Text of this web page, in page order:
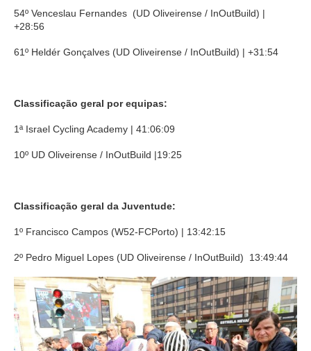
54º Venceslau Fernandes (UD Oliveirense / InOutBuild) |
+28:56
61º Heldér Gonçalves (UD Oliveirense / InOutBuild) | +31:54
Classificação geral por equipas:
1ª Israel Cycling Academy | 41:06:09
10º UD Oliveirense / InOutBuild |19:25
Classificação geral da Juventude:
1º Francisco Campos (W52-FCPorto) | 13:42:15
2º Pedro Miguel Lopes (UD Oliveirense / InOutBuild) 13:49:44